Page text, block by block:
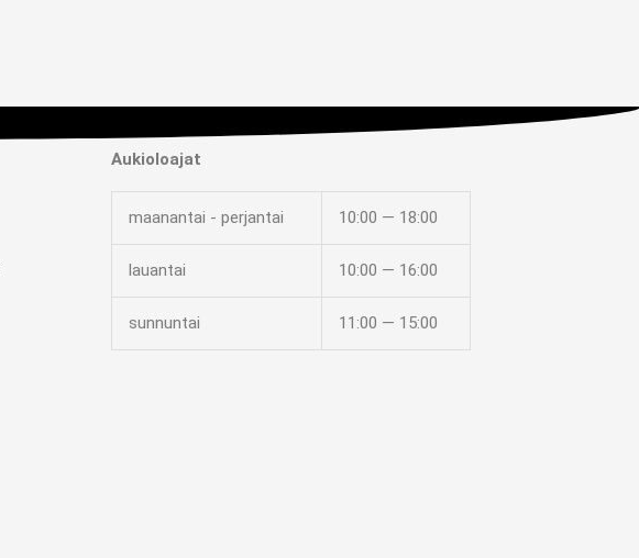
Aukioloajat
maanantai - perjantai 10:00 — 18:00
lauantai 10:00 — 16:00
sunnuntai 11:00 — 15:00